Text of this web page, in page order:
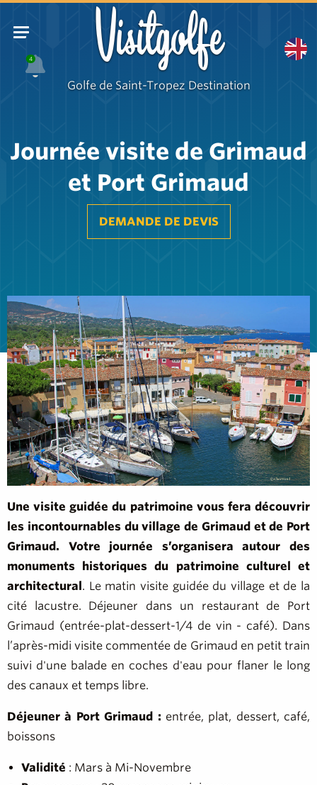
4 Visitgolfe
Golfe de Saint-Tropez Destination
Journée visite de Grimaud
et Port Grimaud
DEMANDE DE DEVIS
Une visite guidée du patrimoine vous fera découvrir
les incontournables du village de Grimaud et de Port
Grimaud. Votre journée s’organisera autour des
monuments historiques du patrimoine culturel et
architectural. Le matin visite guidée du village et de la
cité lacustre. Déjeuner dans un restaurant de Port
Grimaud (entrée-plat-dessert-1/4 de vin - café). Dans
l’après-midi visite commentée de Grimaud en petit train
suivi d'une balade en coches d'eau pour flaner le long
des canaux et temps libre.
Déjeuner à Port Grimaud : entrée, plat, dessert, café,
boissons
Validité : Mars à Mi-Novembre